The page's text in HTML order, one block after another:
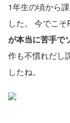
1年生の頃から
した。 今でこ
が本当に苦手で
作も不慣れだし
したね。